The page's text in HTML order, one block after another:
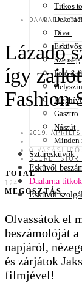
Titkos
Divat
Szépség
Fotó &
Helyszín
Gasztro
Nászút
Minden
Sztáresküvők
Esküvői
Daalarna titkok
Esküvői
DAALARNA
Lázadó
így
Fashion
2019. ÁPRILIS
OLVASÁSI
SECRET
TOTAL
124
MEGOSZTÁS
Olvassátok el
beszámolóját
napjáról,
és zárjátok
filmjével!